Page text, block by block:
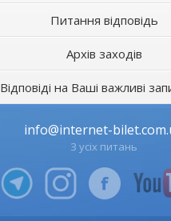
Питання відповідь
Архів заходів
Відповіді на Ваші важливі
info@internet-
З усіх питань